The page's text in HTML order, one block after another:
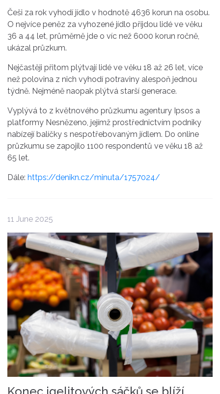
Češi za rok vyhodí jídlo v hodnotě 4636 korun na osobu.
O nejvíce peněz za vyhozené jídlo přijdou lidé ve věku
36 a 44 let, průměrně jde o víc než 6000 korun ročně,
ukázal průzkum.
Nejčastěji přitom plýtvají lidé ve věku 18 až 26 let, více
než polovina z nich vyhodí potraviny alespoň jednou
týdně. Nejméně naopak plýtvá starší generace.
Vyplývá to z květnového průzkumu agentury Ipsos a
platformy Nesnězeno, jejímž prostřednictvím podniky
nabízejí balíčky s nespotřebovaným jídlem. Do online
průzkumu se zapojilo 1100 respondentů ve věku 18 až
65 let.
Dále: https://denikn.cz/minuta/1757024/
11 June 2025